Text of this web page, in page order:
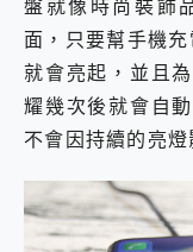
盤就像時尚裝飾
面，只要幫手機
就會亮起，並且
耀幾次後就會自
不會因持續的亮燈